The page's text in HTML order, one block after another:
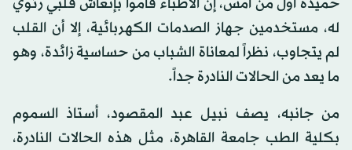
له، مستخدمين جهاز الصدمات الكهربائية، إلا أن القلب
لم يتجاوب، نظراً لمعاناة الشباب من حساسية زائدة، وهو
ما يعد من الحالات النادرة جداً.
من جانبه، يصف نبيل عبد المقصود، أستاذ السموم
بكلية الطب جامعة القاهرة، مثل هذه الحالات النادرة،